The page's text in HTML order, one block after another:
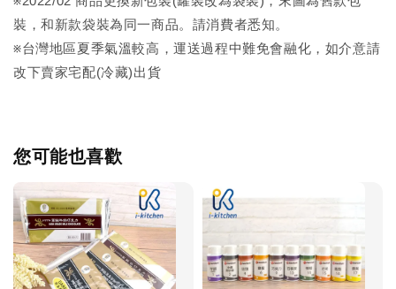
裝，和新款袋裝為同一商品。請消費者悉知。
※台灣地區夏季氣溫較高，運送過程中難免會融化，如介意請
改下賣家宅配(冷藏)出貨
您可能也喜歡